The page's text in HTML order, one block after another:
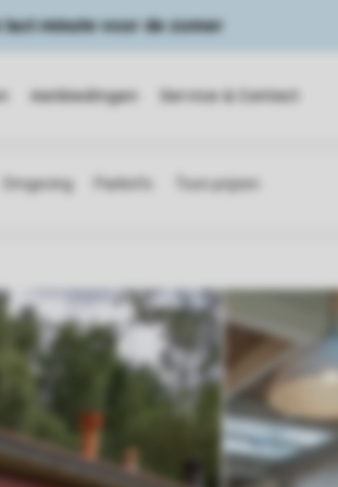
last minute voor de zomer
Aanbiedingen Service & Contact